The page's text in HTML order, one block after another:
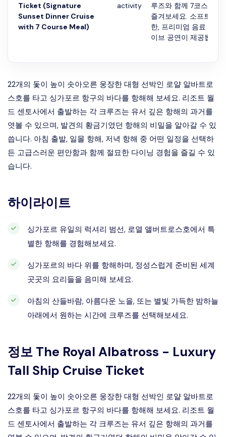
Ticket (Signature
Sunset Dinner Cruise
with 7 Course Meal)
activity
루즈와 함께 7코스 미
즐겨보세요. 소프트드
한, 프리미엄 음료 1잔,
이브 공연이 제공됩...
22개의 돛이 높이 솟아오른 웅장한 대형 선박인 로얄 알바트로
스호를 타고 싱가포르 항구의 바다를 항해해 보세요. 리조트 월
드 센토사에서 출발하는 각 크루즈는 유서 깊은 항해의 과거를
엿볼 수 있으며, 발견의 황금기였던 항해의 비밀을 알아갈 수 있
씁니다. 아침 출발, 일몰 항해, 저녁 항해 중 어떤 일정을 선택하
든 고급스러운 편안함과 함께 절묘한 다이닝 경험을 즐길 수 있
습니다.
하이라이트
싱가포르 유일의 럭셔리 범선, 로열 앨버트로스호에서 특
별한 항해를 경험해보세요.
싱가포르의 바다 위를 항해하며, 정성스럽게 준비된 세계
곳곳의 요리들을 음미해 보세요.
아침의 산들바람, 아름다운 노을, 또는 별빛 가득한 밤하늘
아래에서 원하는 시간에 크루즈를 선택해보세요.
정보 The Royal Albatross - Luxury
Tall Ship Cruise Ticket
22개의 돛이 높이 솟아오른 웅장한 대형 선박인 로얄 알바트로
스호를 타고 싱가포르 항구의 바다를 항해해 보세요. 리조트 월
드 센토사에서 출발하는 각 크루즈는 유서 깊은 항해의 과거를